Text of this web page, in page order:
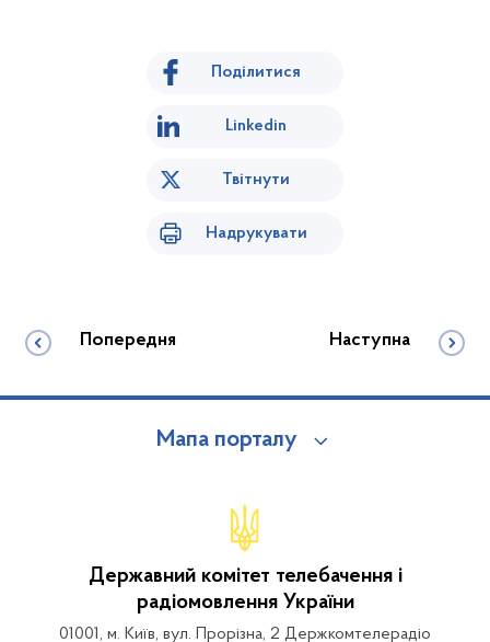
Поділитися
Linkedin
Твітнути
Надрукувати
Попередня Наступна
Мапа порталу
Державний комітет телебачення і
радіомовлення України
01001, м. Київ, вул. Прорізна, 2 Держкомтелерадіо